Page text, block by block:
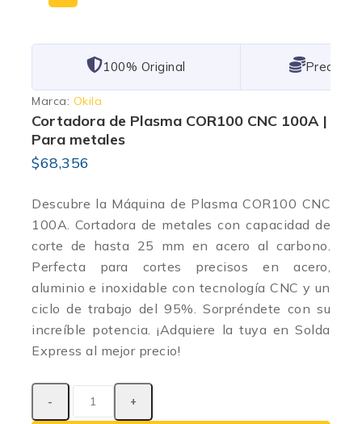
101% Original Lowest
Marca: Okila
Cortadora de Plasma COR100 CNC 100A |
Para metales
$68,356
Descubre la Máquina de Plasma COR100 CNC
100A. Cortadora de metales con capacidad de
corte de hasta 25 mm en acero al carbono.
Perfecta para cortes precisos en acero,
aluminio e inoxidable con tecnología CNC y un
ciclo de trabajo del 95%. Sorpréndete con su
increíble potencia. ¡Adquiere la tuya en Solda
Express al mejor precio!